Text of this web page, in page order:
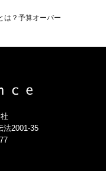
は？予算オーバー
法2001-35